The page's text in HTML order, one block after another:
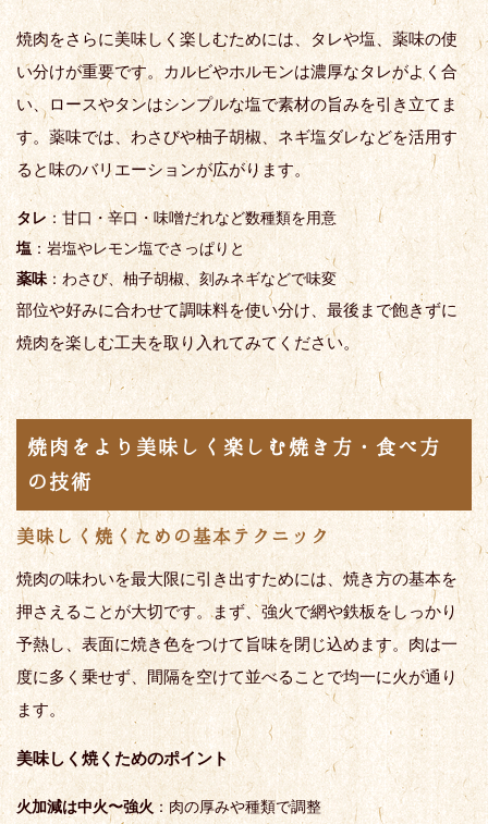
焼肉をさらに美味しく楽しむためには、タレや塩、薬味の使
い分けが重要です。カルビやホルモンは濃厚なタレがよく合
い、ロースやタンはシンプルな塩で素材の旨みを引き立てま
す。薬味では、わさびや柚子胡椒、ネギ塩ダレなどを活用す
ると味のバリエーションが広がります。
タレ：甘口・辛口・味噌だれなど数種類を用意
塩：岩塩やレモン塩でさっぱりと
薬味：わさび、柚子胡椒、刻みネギなどで味変
部位や好みに合わせて調味料を使い分け、最後まで飽きずに
焼肉を楽しむ工夫を取り入れてみてください。
焼肉をより美味しく楽しむ焼き方・食べ方
の技術
美味しく焼くための基本テクニック
焼肉の味わいを最大限に引き出すためには、焼き方の基本を
押さえることが大切です。まず、強火で網や鉄板をしっかり
予熱し、表面に焼き色をつけて旨味を閉じ込めます。肉は一
度に多く乗せず、間隔を空けて並べることで均一に火が通り
ます。
美味しく焼くためのポイント
火加減は中火〜強火：肉の厚みや種類で調整